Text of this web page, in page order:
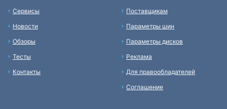
Сервисы
Новости
Обзоры
Тесты
Контакты
Поставщикам
Параметры шин
Параметры дисков
Реклама
Для правообладателей
Соглашение